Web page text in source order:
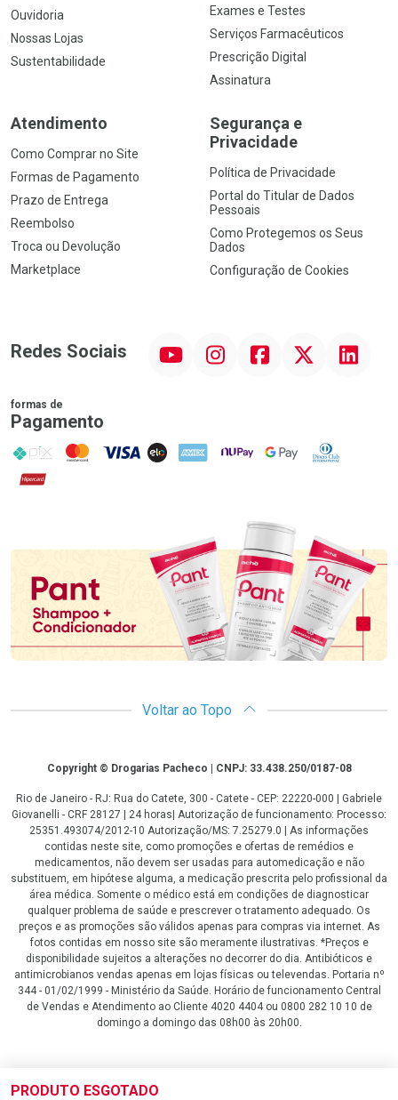
PRODUTO ESGOTADO
Ouvidoria
Nossas Lojas
Sustentabilidade
Exames e Testes
Serviços Farmacêuticos
Prescrição Digital
Assinatura
Atendimento
Como Comprar no Site
Formas de Pagamento
Prazo de Entrega
Reembolso
Troca ou Devolução
Marketplace
Segurança e
Privacidade
Política de Privacidade
Portal do Titular de Dados
Pessoais
Como Protegemos os Seus
Dados
Configuração de Cookies
Redes Sociais InstagramFacebook Linkedin
formas de
Pagamento
PIX MasterCard
VISA ELO AMEX NuPay Google PayDiners Club
Hipercard
Promoção em Destaque
Voltar ao Topo
CopyrightCopyright © Drogarias Pacheco | CNPJ: 33.438.250/0187-08
Rio de Janeiro - RJ: Rua do Catete, 300 - Catete - CEP: 22220-000 | Gabriele
Giovanelli - CRF 28127 | 24 horas| Autorização de funcionamento: Processo:
25351.493074/2012-10 Autorização/MS: 7.25279.0 | As informações
contidas neste site, como promoções e ofertas de remédios e
medicamentos, não devem ser usadas para automedicação e não
substituem, em hipótese alguma, a medicação prescrita pelo profissional da
área médica. Somente o médico está em condições de diagnosticar
qualquer problema de saúde e prescrever o tratamento adequado. Os
preços e as promoções são válidos apenas para compras via internet. As
fotos contidas em nosso site são meramente ilustrativas. *Preços e
disponibilidade sujeitos a alterações no decorrer do dia. Antibióticos e
antimicrobianos vendas apenas em lojas físicas ou televendas. Portaria nº
344 - 01/02/1999 - Ministério da Saúde. Horário de funcionamento Central
de Vendas e Atendimento ao Cliente 4020 4404 ou 0800 282 10 10 de
domingo a domingo das 08h00 às 20h00.